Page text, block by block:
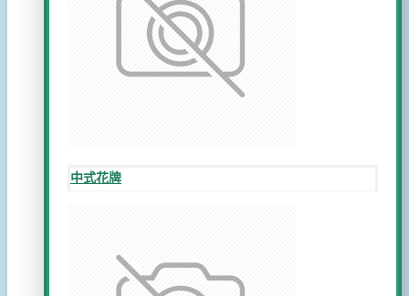
中式花牌